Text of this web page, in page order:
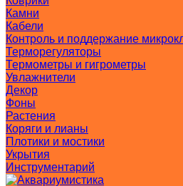
Камни
Кабели
Контроль и поддержание
Терморегуляторы
Термометры и гигрометры
Увлажнители
Декор
Фоны
Растения
Коряги и лианы
Плотики и мостики
Укрытия
Инструментарий